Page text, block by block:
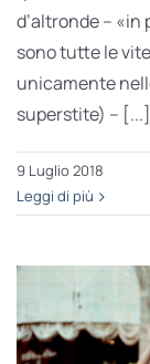
d’altronde –
sono tutte le
unicamente
superstite) – [...]
9 Luglio 2018
Leggi di più